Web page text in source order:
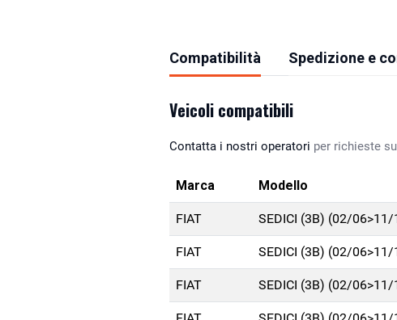
Compatibilità Spedizione e
Veicoli compatibili
Contatta i nostri operatori per richieste
Marca Modello
FIAT SEDICI (3B) (02/06>11/
FIAT SEDICI (3B) (02/06>11/
FIAT SEDICI (3B) (02/06>11/